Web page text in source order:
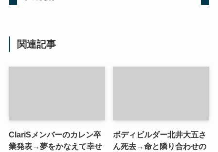
関連記事
ClariSメンバーのカレン卒
業発表→夢をかなえて幸せ
ボディビルダー北井大五さ
ん死去→命と隣り合わせの